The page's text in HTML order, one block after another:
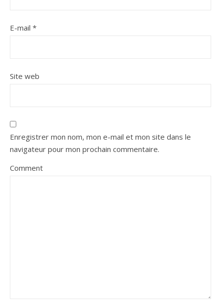
E-mail *
Site web
Enregistrer mon nom, mon e-mail et mon site dans le
navigateur pour mon prochain commentaire.
Comment